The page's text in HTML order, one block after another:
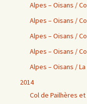
Alpes – Oisans /
Alpes – Oisans /
Alpes – Oisans /
Alpes – Oisans /
Alpes – Oisans /
2014
Col de Pailhères